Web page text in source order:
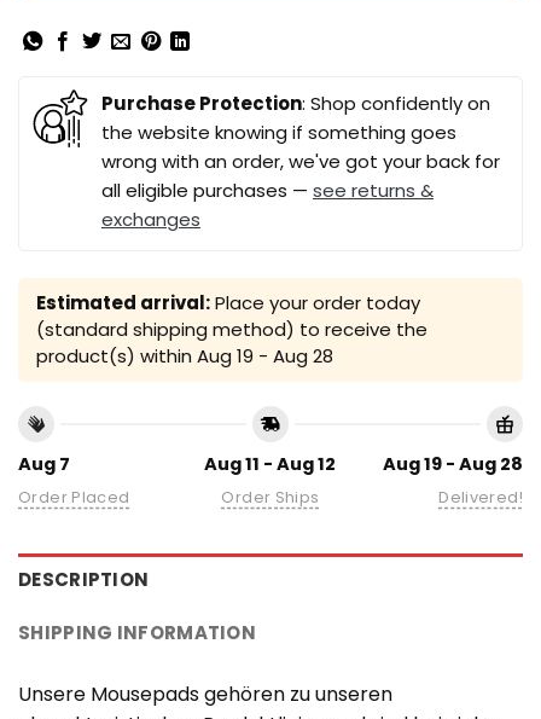
Purchase Protection: Shop confidently on
the website knowing if something goes
wrong with an order, we've got your back for
all eligible purchases — see returns &
exchanges
Estimated arrival:Place your order today
(standard shipping method) to receive the
product(s) within Aug 19 - Aug 28
Aug 7
Order Placed
Aug 11 - Aug 12
Order Ships
Aug 19 - Aug 28
Delivered!
DESCRIPTION
SHIPPING INFORMATION
Unsere Mousepads gehören zu unseren